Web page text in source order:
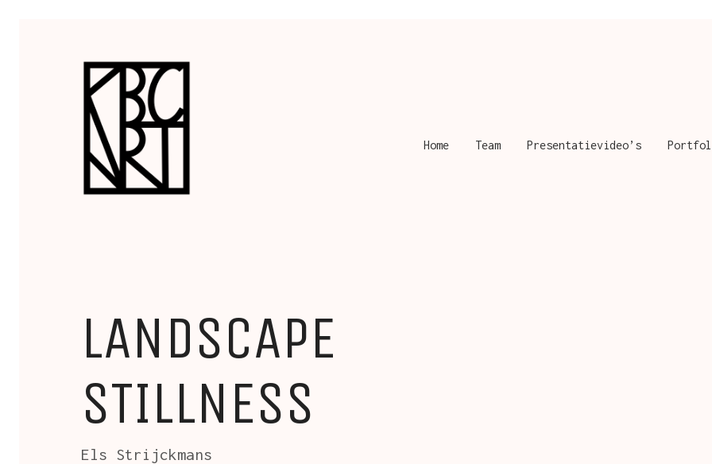
Home Team Presentatievideo’s
LANDSCAPE
STILLNESS
Els Strijckmans